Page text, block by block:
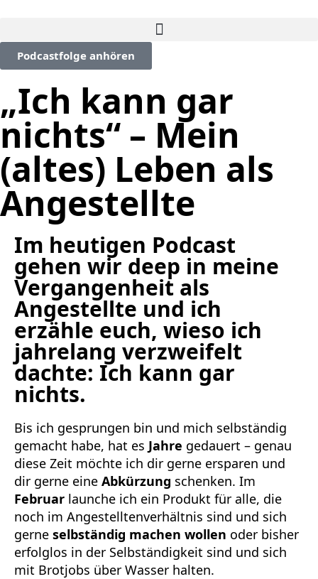
Podcastfolge anhören
„Ich kann gar
nichts“ – Mein
(altes) Leben als
Angestellte
Im heutigen Podcast
gehen wir deep in meine
Vergangenheit als
Angestellte und ich
erzähle euch, wieso ich
jahrelang verzweifelt
dachte: Ich kann gar
nichts.
Bis ich gesprungen bin und mich selbständig
gemacht habe, hat es Jahre gedauert – genau
diese Zeit möchte ich dir gerne ersparen und
dir gerne eine Abkürzung schenken. Im
Februar launche ich ein Produkt für alle, die
noch im Angestelltenverhältnis sind und sich
gerne selbständig machen wollen oder bisher
erfolglos in der Selbständigkeit sind und sich
mit Brotjobs über Wasser halten.